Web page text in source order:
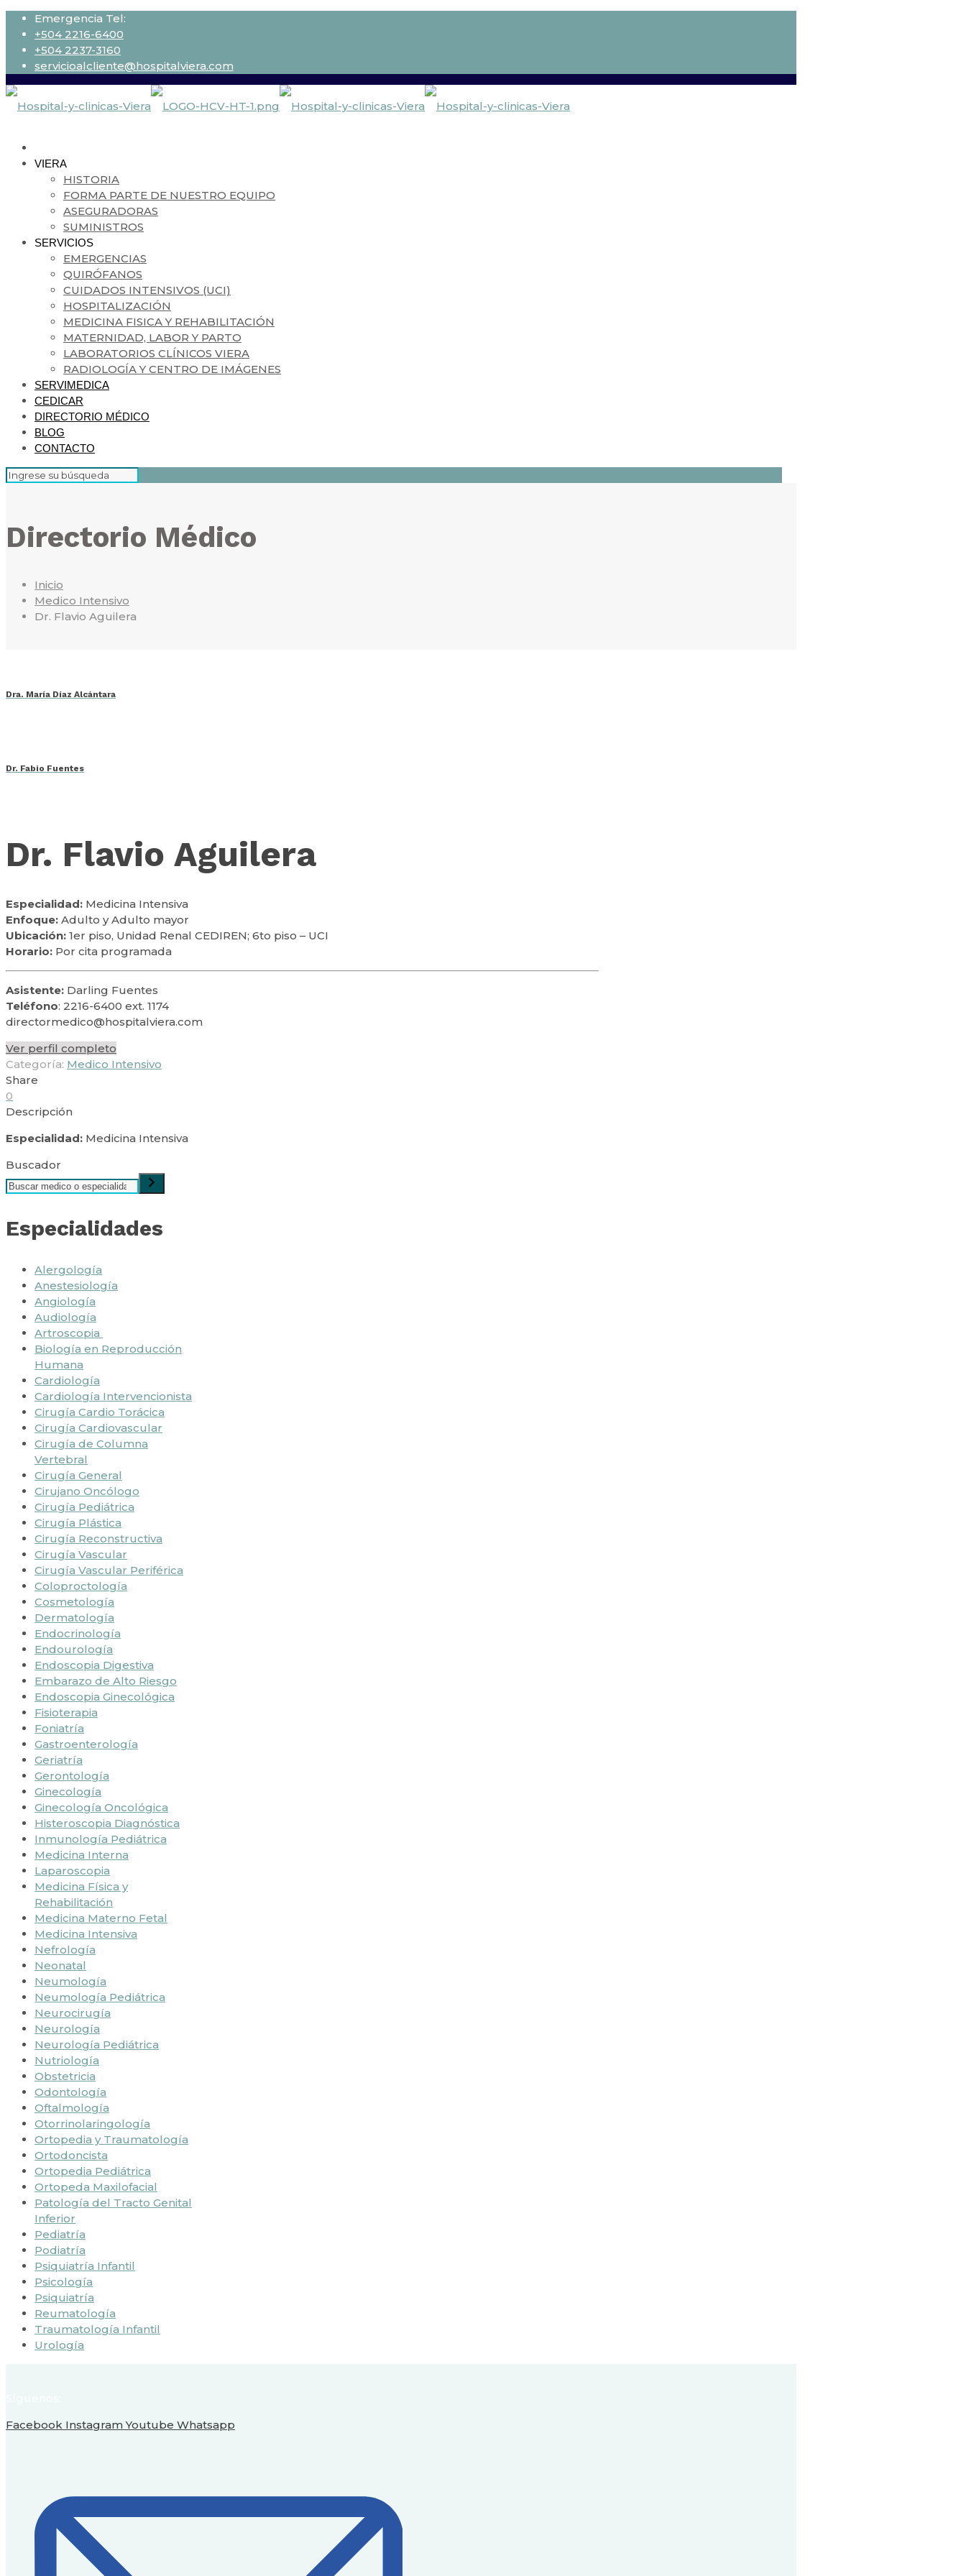
Emergencia Tel:
+504 2216-6400
+504 2237-3160
servicioalcliente@hospitalviera.com
VIERA
HISTORIA
FORMA PARTE DE NUESTRO EQUIPO
ASEGURADORAS
SUMINISTROS
SERVICIOS
EMERGENCIAS
QUIRÓFANOS
CUIDADOS INTENSIVOS (UCI)
HOSPITALIZACIÓN
MEDICINA FISICA Y REHABILITACIÓN
MATERNIDAD, LABOR Y PARTO
LABORATORIOS CLÍNICOS VIERA
RADIOLOGÍA Y CENTRO DE IMÁGENES
SERVIMEDICA
CEDICAR
DIRECTORIO MÉDICO
BLOG
CONTACTO
Directorio Médico
Inicio
Medico Intensivo
Dr. Flavio Aguilera
Dra. María Díaz Alcántara
Dr. Fabio Fuentes
Dr. Flavio Aguilera
Especialidad: Medicina Intensiva
Enfoque: Adulto y Adulto mayor
Ubicación: 1er piso, Unidad Renal CEDIREN; 6to piso – UCI
Horario: Por cita programada
Asistente: Darling Fuentes
Teléfono: 2216-6400 ext. 1174
directormedico@hospitalviera.com
Ver perfil completo
Categoría: Medico Intensivo
Share
0
Descripción
Especialidad: Medicina Intensiva
Buscador
Especialidades
Alergología
Anestesiología
Angiología
Audiología
Artroscopia
Biología en Reproducción
Humana
Cardiología
Cardiología Intervencionista
Cirugía Cardio Torácica
Cirugía Cardiovascular
Cirugía de Columna
Vertebral
Cirugía General
Cirujano Oncólogo
Cirugía Pediátrica
Cirugía Plástica
Cirugía Reconstructiva
Cirugía Vascular
Cirugía Vascular Periférica
Coloproctología
Cosmetología
Dermatología
Endocrinología
Endourología
Endoscopia Digestiva
Embarazo de Alto Riesgo
Endoscopia Ginecológica
Fisioterapia
Foniatría
Gastroenterología
Geriatría
Gerontología
Ginecología
Ginecología Oncológica
Histeroscopia Diagnóstica
Inmunología Pediátrica
Medicina Interna
Laparoscopia
Medicina Física y
Rehabilitación
Medicina Materno Fetal
Medicina Intensiva
Nefrología
Neonatal
Neumología
Neumología Pediátrica
Neurocirugía
Neurología
Neurología Pediátrica
Nutriología
Obstetricia
Odontología
Oftalmología
Otorrinolaringología
Ortopedia y Traumatología
Ortodoncista
Ortopedia Pediátrica
Ortopeda Maxilofacial
Patología del Tracto Genital
Inferior
Pediatría
Podiatría
Psiquiatría Infantil
Psicología
Psiquiatría
Reumatología
Traumatología Infantil
Urología
Facebook Instagram Youtube Whatsapp